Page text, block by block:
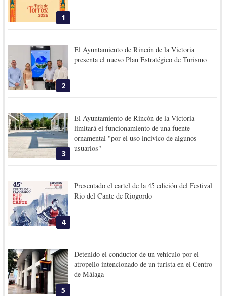
1
2
El Ayuntamiento de Rincón de la Victoria
presenta el nuevo Plan Estratégico de Turismo
3
El Ayuntamiento de Rincón de la Victoria
limitará el funcionamiento de una fuente
ornamental "por el uso incívico de algunos
usuarios"
4
Presentado el cartel de la 45 edición del Festival
Rio del Cante de Riogordo
5
Detenido el conductor de un vehículo por el
atropello intencionado de un turista en el Centro
de Málaga